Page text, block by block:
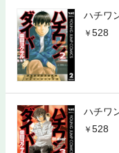
ハチワ
528
ハチワ
528